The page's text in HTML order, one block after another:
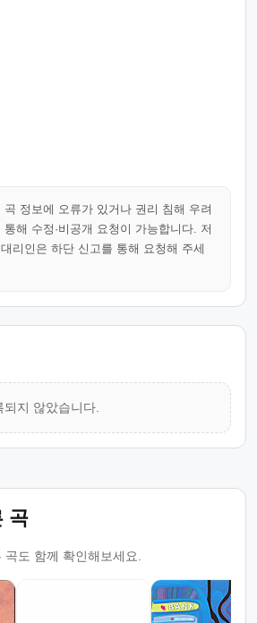
정보에 오류가 있거나 권리 침해 우려
해 수정·비공개 요청이 가능합니다. 저
리인은 하단 신고를 통해 요청해 주세
지 않았습니다.
곡
도 함께 확인해보세요.